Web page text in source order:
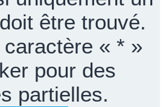
être trouvé.
« * »
pour des
partielles.